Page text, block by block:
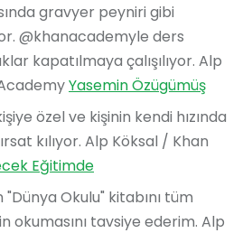
gravyer peyniri gibi
@khanacademyle ders
kapatılmaya çalışılıyor. Alp
Yasemin Özügümüş
özel ve kişinin kendi hızında
kılıyor. Alp Köksal / Khan
Eğitimde
Okulu" kitabını tüm
okumasını tavsiye ederim. Alp